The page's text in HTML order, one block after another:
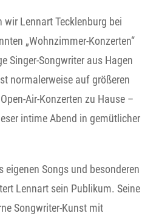
Lennart Tecklenburg bei
„Wohnzimmer-Konzerten“
Singer-Songwriter aus Hagen
normalerweise auf größeren
Air-Konzerten zu Hause –
intime Abend in gemütlicher
Songs und besonderen
Lennart sein Publikum. Seine
Songwriter-Kunst mit